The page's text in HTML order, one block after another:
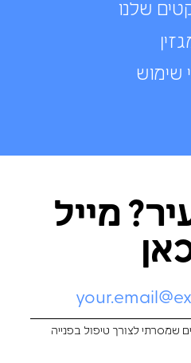
שלנו
שימוש
מייל
שמסרתי לצורך טיפול בפנייה